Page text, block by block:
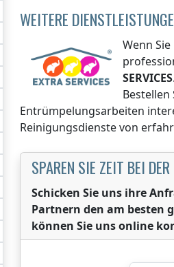
WEITERE
Wenn
SERVICES
Bestellen
Entrümpelungsarbeiten
Reinigungsdienste von
SPAREN SIE ZEIT BEI
Schicken Sie uns ihre
Partnern den am besten
können Sie uns online